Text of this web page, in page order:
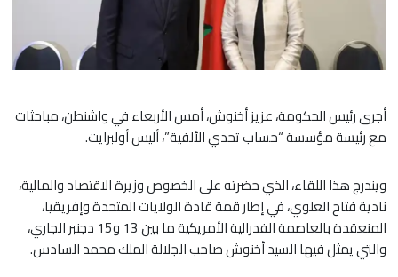
أجرى رئيس الحكومة، عزيز أخنوش، أمس الأربعاء في واشنطن، مباحثات
مع رئيسة مؤسسة “حساب تحدي الألفية”، أليس أولبرايت.
ويندرج هذا اللقاء، الذي حضرته على الخصوص وزيرة الاقتصاد والمالية،
نادية فتاح العلوي، في إطار قمة قادة الولايات المتحدة وإفريقيا،
المنعقدة بالعاصمة الفدرالية الأمريكية ما بين 13 و15 دجنبر الجاري،
والتي يمثل فيها السيد أخنوش صاحب الجلالة الملك محمد السادس.